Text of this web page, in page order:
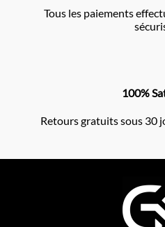
Tous les paiements
100%
Retours gratuits sous 30